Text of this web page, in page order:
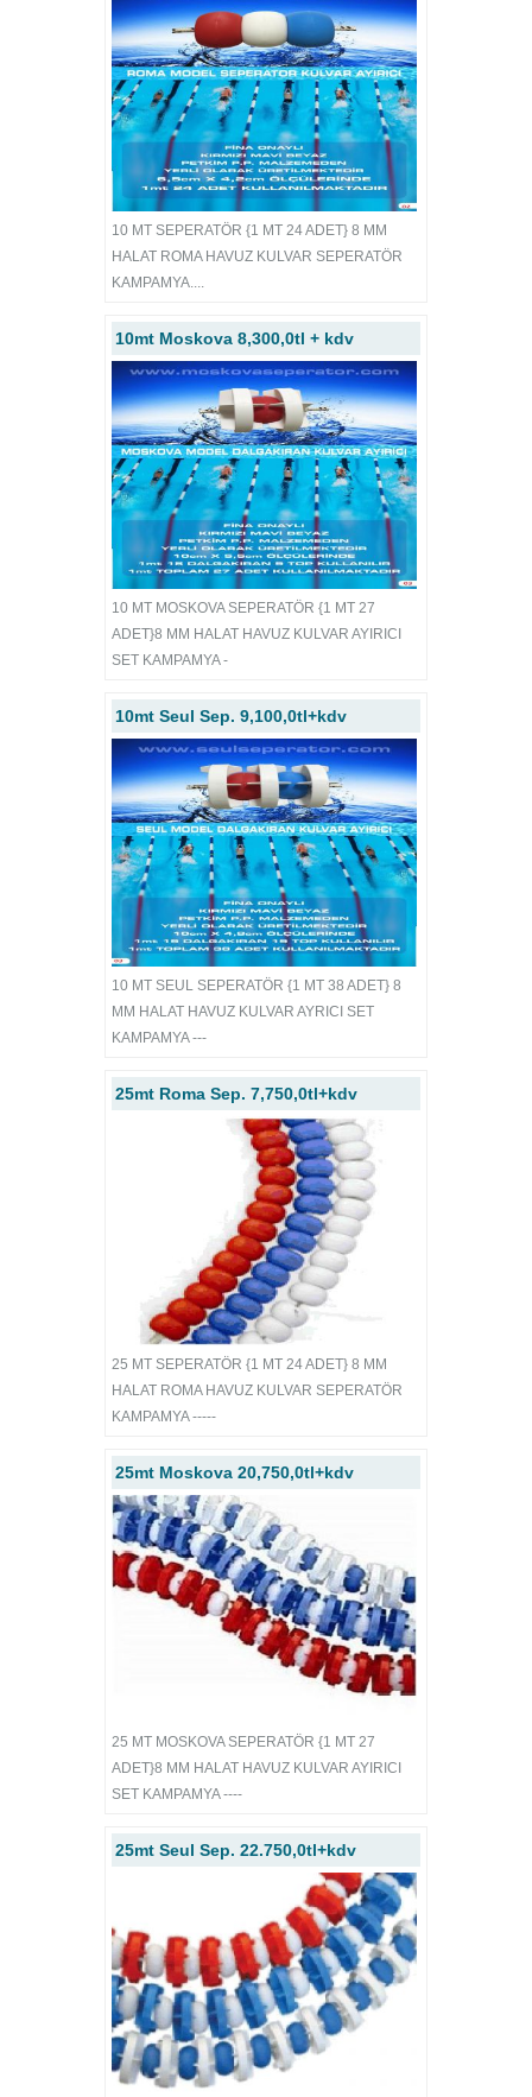
10 MT SEPERATÖR {1 MT 24 ADET} 8 MM
HALAT ROMA HAVUZ KULVAR SEPERATÖR
KAMPAMYA....
10mt Moskova 8,300,0tl + kdv
10 MT MOSKOVA SEPERATÖR {1 MT 27
ADET}8 MM HALAT HAVUZ KULVAR AYIRICI
SET KAMPAMYA -
10mt Seul Sep. 9,100,0tl+kdv
10 MT SEUL SEPERATÖR {1 MT 38 ADET} 8
MM HALAT HAVUZ KULVAR AYRICI SET
KAMPAMYA ---
25mt Roma Sep. 7,750,0tl+kdv
25 MT SEPERATÖR {1 MT 24 ADET} 8 MM
HALAT ROMA HAVUZ KULVAR SEPERATÖR
KAMPAMYA -----
25mt Moskova 20,750,0tl+kdv
25 MT MOSKOVA SEPERATÖR {1 MT 27
ADET}8 MM HALAT HAVUZ KULVAR AYIRICI
SET KAMPAMYA ----
25mt Seul Sep. 22.750,0tl+kdv